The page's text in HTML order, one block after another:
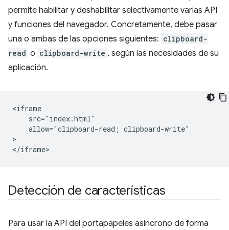
permite habilitar y deshabilitar selectivamente varias API
y funciones del navegador. Concretamente, debe pasar
una o ambas de las opciones siguientes: clipboard-
read o clipboard-write , según las necesidades de su
aplicación.
<iframe
    src="index.html"
    allow="clipboard-read; clipboard-write"
>
Detección de características
Para usar la API del portapapeles asíncrono de forma